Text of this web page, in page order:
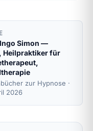
Ingo Simon —
Heilpraktiker für
zur Hypnose ·
2026